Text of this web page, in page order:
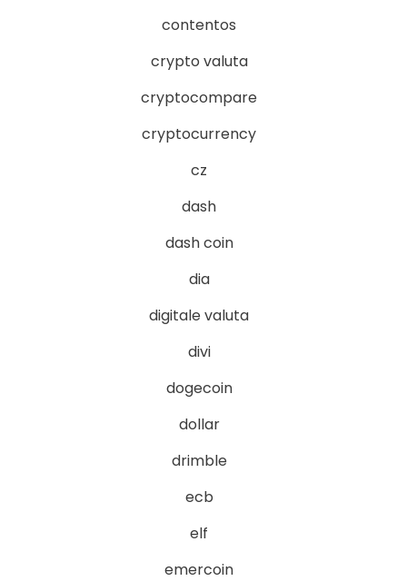
contentos
crypto valuta
cryptocompare
cryptocurrency
cz
dash
dash coin
dia
digitale valuta
divi
dogecoin
dollar
drimble
ecb
elf
emercoin